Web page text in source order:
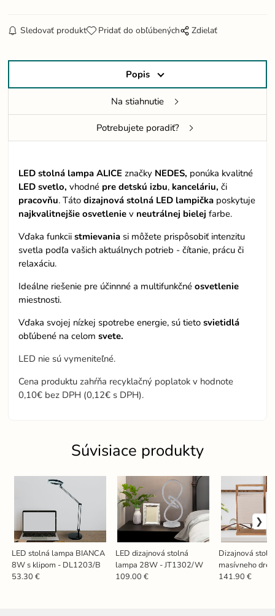
Sledovať produkt Pridať do obľúbených Zdielať
Popis
Na stiahnutie
Potrebujete poradiť?
LED stolná lampa ALICEznačky NEDES, ponúka kvalitné
LED svetlo, vhodné pre detskú izbu, kanceláriu, či
pracovňu. Tátodizajnová stolná LED lampička poskytuje
najkvalitnejšie osvetlenie v neutrálnej bielejfarbe.
Vďaka funkciistmievania si môžete prispôsobiť intenzitu
svetla podľa vašich aktuálnych potrieb - čítanie, prácu či
relaxáciu.
Ideálne riešenie pre účinnné a multifunkčné osvetlenie
miestnosti.
Vďaka svojej nízkej spotrebe energie, sú tietosvietidlá
obľúbené na celomsvete.
LED nie sú vymeniteľné.
Cena produktu zahŕňa recyklačný poplatok v hodnote
0,10€ bez DPH (0,12€ s DPH).
Súvisiace produkty
LED stolná lampa BIANCA
8W s klipom - DL1203/B
53.30 €
LED dizajnová stolná
lampa 28W - JT1302/W
109.00 €
Dizajnová
masívneho
60W -
141.90 €